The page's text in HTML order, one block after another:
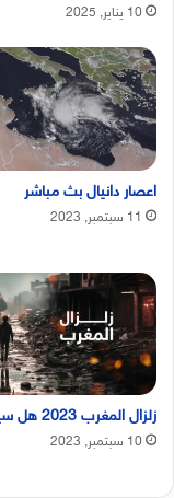
10 يناير, 2025
اعصار دانيال بث مباشر
11 سبتمبر, 2023
زلزال المغرب 2023 هل سيتكرر
10 سبتمبر, 2023